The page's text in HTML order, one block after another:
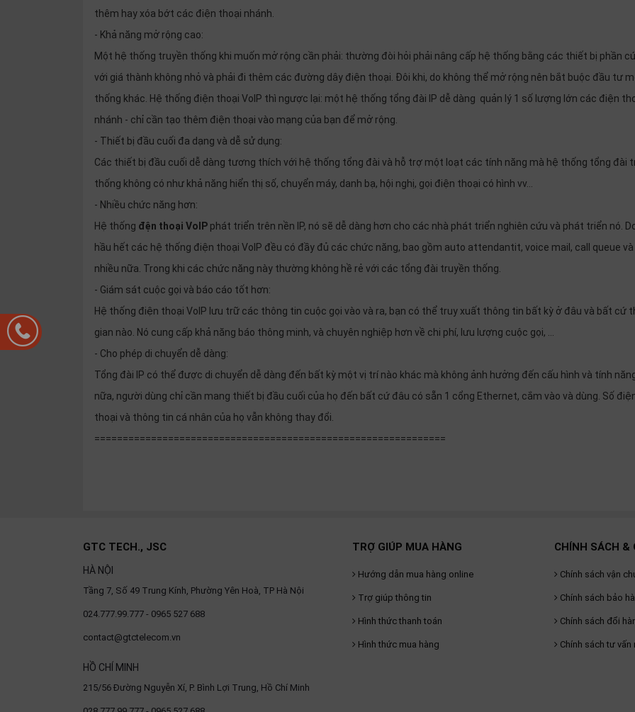
thêm hay xóa bớt các điện thoại nhánh.
- Khả năng mở rộng cao:
Một hệ thống truyền thống khi muốn mở rộng cần phải: thường đòi hỏi phải nâng cấp hệ thống bằng các thiết bị phần
với giá thành không nhỏ và phải đi thêm các đường dây điện thoại. Đôi khi, do không thể mở rộng nên bắt buộc đầu tư
thống khác. Hệ thống điện thoại VoIP thì ngược lại: một hệ thống tổng đài IP dễ dàng quản lý 1 số lượng lớn các điện
nhánh - chỉ cần tạo thêm điện thoại vào mạng của bạn để mở rộng.
- Thiết bị đầu cuối đa dạng và dễ sử dụng:
Các thiết bị đầu cuối dễ dàng tương thích với hệ thống tổng đài và hỗ trợ một loạt các tính năng mà hệ thống tổng đài
thống không có như khả năng hiển thị số, chuyển máy, danh bạ, hội nghị, gọi điện thoại có hình vv…
- Nhiều chức năng hơn:
Hệ thống đện thoại VoIP phát triển trên nền IP, nó sẽ dễ dàng hơn cho các nhà phát triển nghiên cứu và phát triển nó.
hầu hết các hệ thống điện thoại VoIP đều có đầy đủ các chức năng, bao gồm auto attendantit, voice mail, call queue
nhiều nữa. Trong khi các chức năng này thường không hề rẻ với các tổng đài truyền thống.
- Giám sát cuộc gọi và báo cáo tốt hơn:
Hệ thống điện thoại VoIP lưu trữ các thông tin cuộc gọi vào và ra, bạn có thể truy xuất thông tin bất kỳ ở đâu và bất cứ
gian nào. Nó cung cấp khả năng báo thông minh, và chuyên nghiệp hơn về chi phí, lưu lượng cuộc gọi, …
- Cho phép di chuyển dễ dàng:
Tổng đài IP có thể được di chuyển dễ dàng đến bất kỳ một vị trí nào khác mà không ảnh hưởng đến cấu hình và tính
nữa, người dùng chỉ cần mang thiết bị đầu cuối của họ đến bất cứ đâu có sẵn 1 cổng Ethernet, cắm vào và dùng. Số
thoại và thông tin cá nhân của họ vẫn không thay đổi.
==============================================================
GTC TECH., JSC
HÀ NỘI
Tầng 7, Số 49 Trung Kính, Phường Yên Hoà, TP Hà Nội
024.777.99.777 - 0965 527 688
contact@gtctelecom.vn
HỒ CHÍ MINH
215/56 Đường Nguyễn Xí, P. Bình Lợi Trung, Hồ Chí Minh
TRỢ GIÚP MUA HÀNG
Hướng dẫn mua hàng online
Trợ giúp thông tin
Hình thức thanh toán
Hình thức mua hàng
CHÍNH SÁCH &
Chính sách vận
Chính sách bảo
Chính sách đổi
Chính sách tư vấn